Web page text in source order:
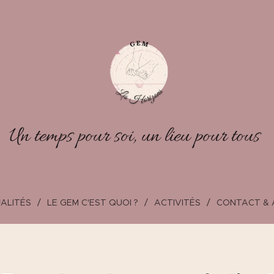
Un temps pour soi, un lieu pour tous
LE GEM C'EST QUOI ? ACTIVITÉS CONTACT &